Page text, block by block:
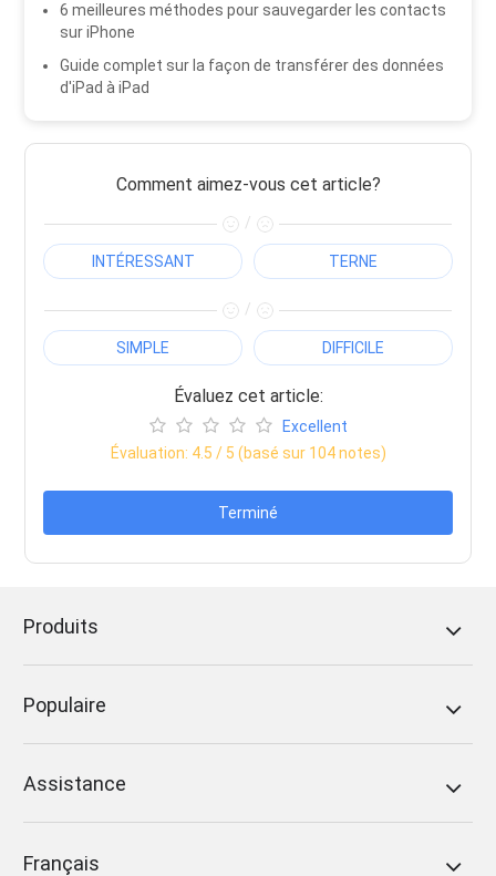
6 meilleures méthodes pour sauvegarder les contacts
sur iPhone
Guide complet sur la façon de transférer des données
d'iPad à iPad
Comment aimez-vous cet article?
/
INTÉRESSANT TERNE
/
SIMPLE DIFFICILE
Évaluez cet article:
Excellent
Évaluation: 4.5 / 5 (basé sur 104notes)
Terminé
Produits
Populaire
Assistance
Français